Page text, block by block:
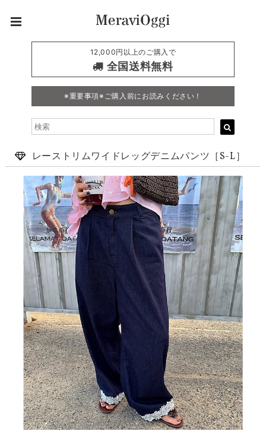
12,000円以上のご購入で
全国送料無料
※重要事項※ご購入前にお読みください！
レーストリムワイドレッグデニムパンツ［S-L］